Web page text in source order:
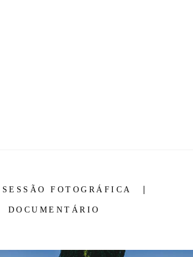
SESSÃO FOTOGRÁFICA
DOCUMENTÁRIO